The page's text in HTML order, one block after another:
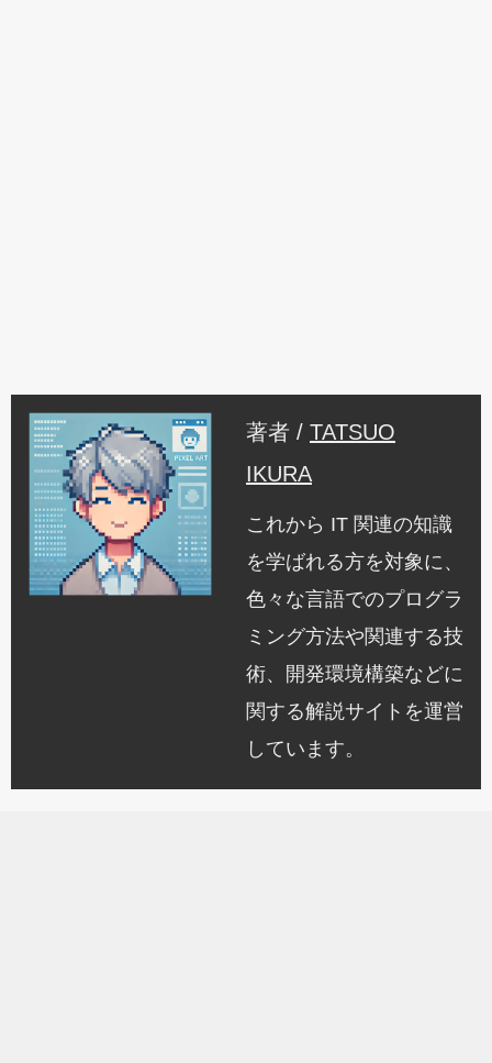
著者 / TATSUO
IKURA
これから IT 関連の知識
を学ばれる方を対象に、
色々な言語でのプログラ
ミング方法や関連する技
術、開発環境構築などに
関する解説サイトを運営
しています。